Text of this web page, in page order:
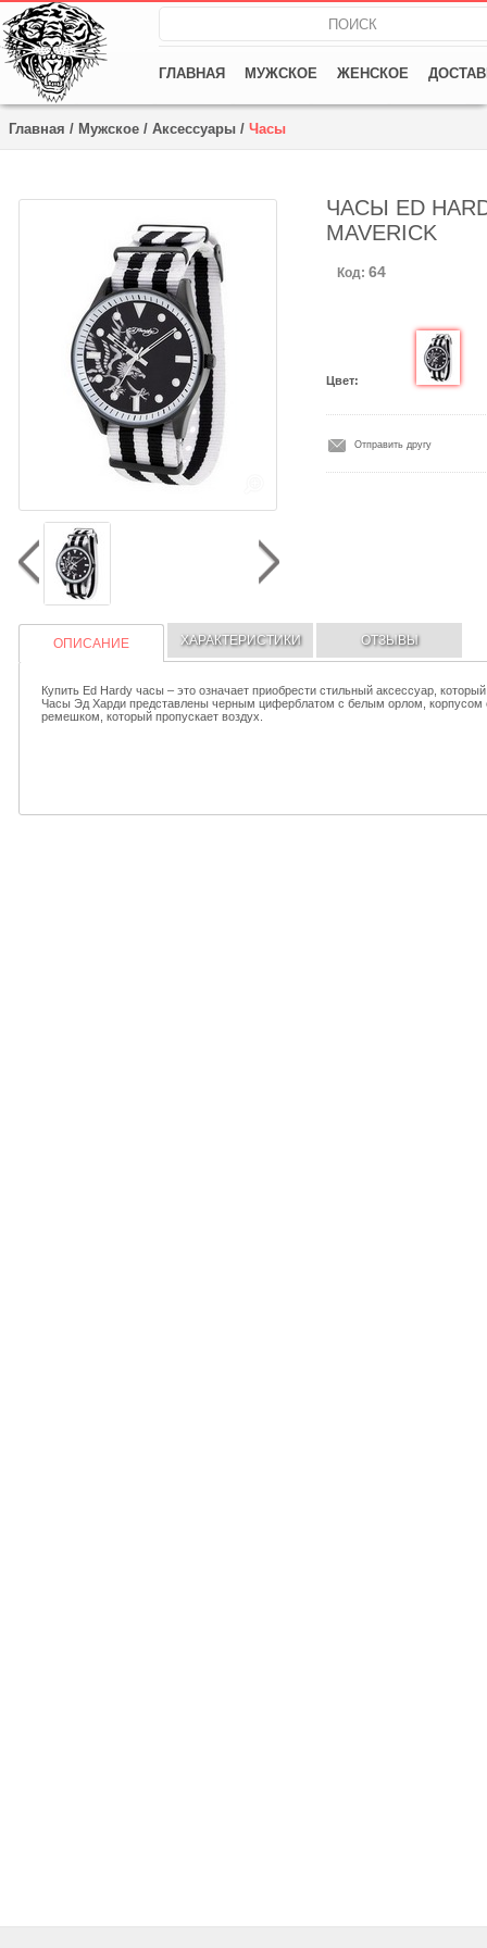
ГЛАВНАЯ МУЖСКОЕ ЖЕНСКОЕ
Главная / Мужское / Аксессуары / Часы
ЧАСЫ ED
MAVERICK
Код: 64
Цвет:
Отправить другу
ОПИСАНИЕ ХАРАКТЕРИСТИКИ ОТЗЫВЫ
Купить Ed Hardy часы – это означает приобрести стильный аксессуар,
Часы Эд Харди представлены черным циферблатом с белым орлом,
ремешком, который пропускает воздух.